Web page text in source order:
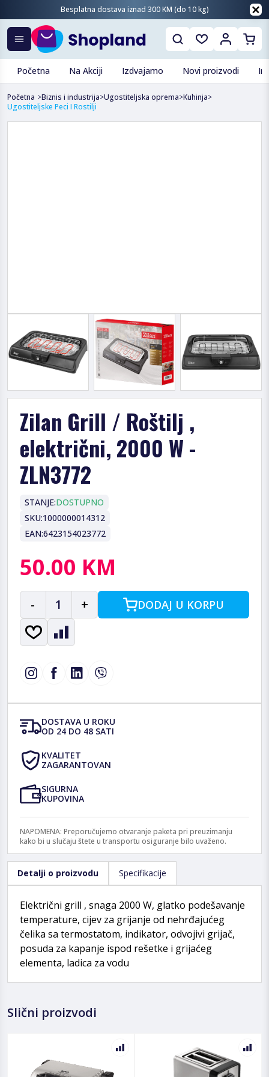
Besplatna dostava iznad 300 KM (do 10 kg)
Početna Na Akciji Izdvajamo Novi proizvodi
Početna >Biznis i industrija>Ugostiteljska oprema>Kuhinja>
Ugostiteljske Peci I Rostilji
Zilan Grill / Roštilj ,
električni, 2000 W -
ZLN3772
STANJE:DOSTUPNO
SKU:1000000014312
EAN:6423154023772
50.00 KM
- 1 + DODAJ U KORPU
DOSTAVA U ROKU
OD 24 DO 48 SATI
KVALITET
ZAGARANTOVAN
SIGURNA
KUPOVINA
NAPOMENA: Preporučujemo otvaranje paketa pri preuzimanju
kako bi u slučaju štete u transportu osiguranje bilo uvaženo.
Detalji o proizvodu Specifikacije
Električni grill , snaga 2000 W, glatko podešavanje
temperature, cijev za grijanje od nehrđajućeg
čelika sa termostatom, indikator, odvojivi grijač,
posuda za kapanje ispod rešetke i grijaćeg
elementa, ladica za vodu
Slični proizvodi